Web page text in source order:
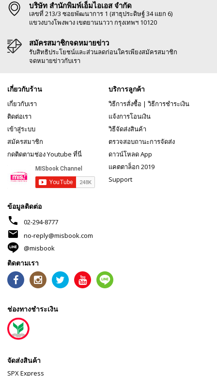
บริษัท สำนักพิมพ์เอ็มไอเอส จำกัด
เลขที่ 213/3 ซอยพัฒนาการ 1 (สาธุประดิษฐ์ 34 แยก 6)
แขวงบางโพงพาง เขตยานนาวา กรุงเทพฯ 10120
สมัครสมาชิกจดหมายข่าว
รับสิทธิประโยชน์และส่วนลดก่อนใครเพียงสมัครสมาชิก
จดหมายข่าวกับเรา
เกี่ยวกับร้าน
เกี่ยวกับเรา
ติดต่อเรา
เข้าสู่ระบบ
สมัครสมาชิก
กดติดตามช่อง Youtube ที่นี่
บริการลูกค้า
วิธีการสั่งซื้อ | วิธีการชำระเงิน
แจ้งการโอนเงิน
วิธีจัดส่งสินค้า
ตรวจสอบถานะการจัดส่ง
ดาวน์โหลด App
แคตตาล็อก 2019
Support
ข้อมูลติดต่อ
phone 02-294-8777
mail
no-reply@misbook.com
@misbook
ติดตามเรา
ช่องทางชำระเงิน
จัดส่งสินค้า
SPX Express